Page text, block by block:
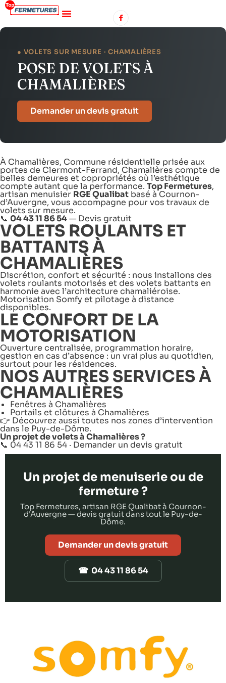
● VOLETS SUR MESURE · CHAMALIÈRES
POSE DE VOLETS À
CHAMALIÈRES
Demander un devis gratuit
À Chamalières, Commune résidentielle prisée aux
portes de Clermont-Ferrand, Chamalières compte de
belles demeures et copropriétés où l’esthétique
compte autant que la performance. Top Fermetures,
artisan menuisier RGE Qualibat basé à Cournon-
d’Auvergne, vous accompagne pour vos travaux de
volets sur mesure.
📞 04 43 11 86 54— Devis gratuit
VOLETS ROULANTS ET
BATTANTS À
CHAMALIÈRES
Discrétion, confort et sécurité : nous installons des
volets roulants motorisés et des volets battants en
harmonie avec l’architecture chamaliéroise.
Motorisation Somfy et pilotage à distance
disponibles.
LE CONFORT DE LA
MOTORISATION
Ouverture centralisée, programmation horaire,
gestion en cas d’absence : un vrai plus au quotidien,
surtout pour les résidences.
NOS AUTRES SERVICES À
CHAMALIÈRES
Fenêtres à Chamalières
Portails et clôtures à Chamalières
👉 Découvrez aussi toutes nos zones d’intervention
dans le Puy-de-Dôme.
Un projet de volets à Chamalières ?
📞 04 43 11 86 54 · Demander un devis gratuit
Un projet de menuiserie ou de
fermeture ?
Top Fermetures, artisan RGE Qualibat à Cournon-
d'Auvergne — devis gratuit dans tout le Puy-de-
Dôme.
Demander un devis gratuit
☎ 04 43 11 86 54